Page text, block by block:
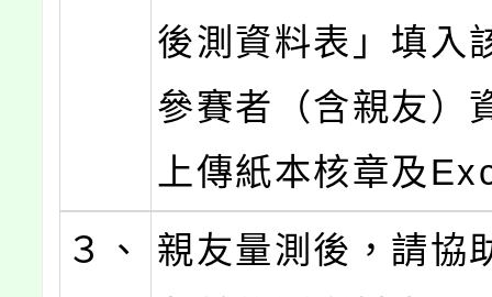
後測資料表」填入
參賽者（含親友）
上傳紙本核章及
３、
親友量測後，請協